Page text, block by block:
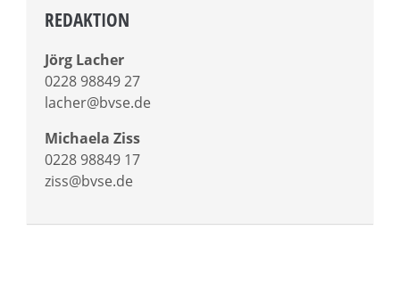
REDAKTION
Jörg Lacher
0228 98849 27
lacher@bvse.de
Michaela Ziss
0228 98849 17
ziss@bvse.de